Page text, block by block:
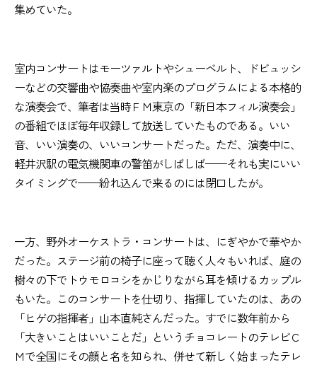
集めていた。
室内コンサートはモーツァルトやシューベルト、ドビュッシ
ーなどの交響曲や協奏曲や室内楽のプログラムによる本格的
な演奏会で、筆者は当時ＦＭ東京の「新日本フィル演奏会」
の番組でほぼ毎年収録して放送していたものである。いい
音、いい演奏の、いいコンサートだった。ただ、演奏中に、
軽井沢駅の電気機関車の警笛がしばしば——それも実にいい
タイミングで——紛れ込んで来るのには閉口したが。
一方、野外オーケストラ・コンサートは、にぎやかで華やか
だった。ステージ前の椅子に座って聴く人々もいれば、庭の
樹々の下でトウモロコシをかじりながら耳を傾けるカップル
もいた。このコンサートを仕切り、指揮していたのは、あの
「ヒゲの指揮者」山本直純さんだった。すでに数年前から
「大きいことはいいことだ」というチョコレートのテレビＣ
Ｍで全国にその顔と名を知られ、併せて新しく始まったテレ